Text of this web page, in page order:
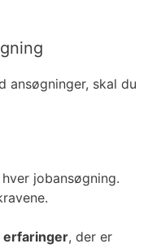
ansøgninger, skal du
jobansøgning.
erfaringer, der er